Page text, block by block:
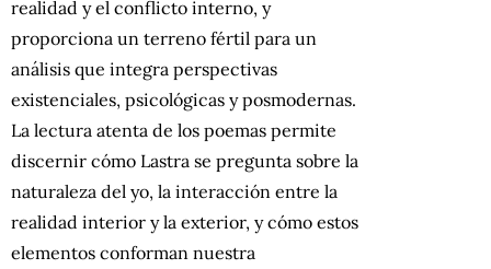
realidad y el conflicto interno, y
proporciona un terreno fértil para un
análisis que integra perspectivas
existenciales, psicológicas y posmodernas.
La lectura atenta de los poemas permite
discernir cómo Lastra se pregunta sobre la
naturaleza del yo, la interacción entre la
realidad interior y la exterior, y cómo estos
elementos conforman nuestra